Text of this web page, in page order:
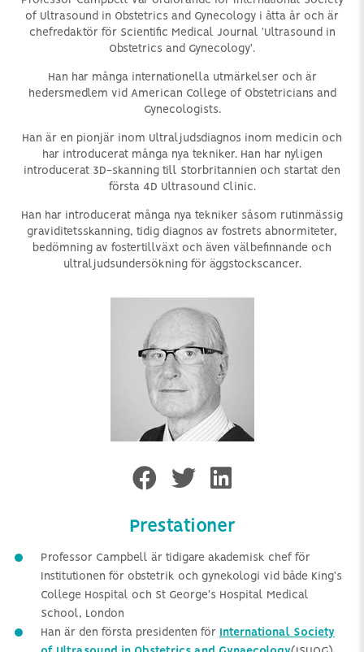
of Ultrasound in Obstetrics and Gynecology i åtta år och är
chefredaktör för Scientific Medical Journal 'Ultrasound in
Obstetrics and Gynecology'.
Han har många internationella utmärkelser och är
hedersmedlem vid American College of Obstetricians and
Gynecologists.
Han är en pionjär inom Ultraljudsdiagnos inom medicin och
har introducerat många nya tekniker. Han har nyligen
introducerat 3D-skanning till Storbritannien och startat den
första 4D Ultrasound Clinic.
Han har introducerat många nya tekniker såsom rutinmässig
graviditetsskanning, tidig diagnos av fostrets abnormiteter,
bedömning av fostertillväxt och även välbefinnande och
ultraljudsundersökning för äggstockscancer.
Prestationer
Professor Campbell är tidigare akademisk chef för
Institutionen för obstetrik och gynekologi vid både King's
College Hospital och St George's Hospital Medical
School, London
Han är den första presidenten för International Society